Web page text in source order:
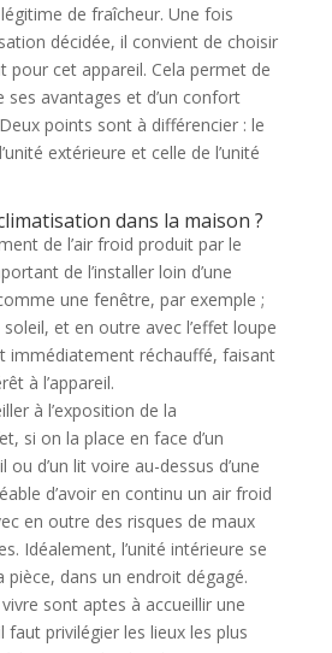
de fraîcheur. Une fois
décidée, il convient de choisir
pour cet appareil. Cela permet de
avantages et d’un confort
points sont à différencier : le
extérieure et celle de l’unité
dans la maison ?
de l’air froid produit par le
de l’installer loin d’une
une fenêtre, par exemple ;
et en outre avec l’effet loupe
immédiatement réchauffé, faisant
à l’appareil.
à l’exposition de la
si on la place en face d’un
ou d’un lit voire au-dessus d’une
d’avoir en continu un air froid
en outre des risques de maux
Idéalement, l’unité intérieure se
pièce, dans un endroit dégagé.
sont aptes à accueillir une
faut privilégier les lieux les plus